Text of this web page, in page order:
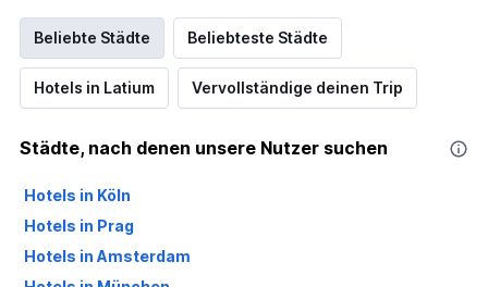
Beliebte Städte Beliebteste Städte
Hotels in Latium Vervollständige deinen Trip
Städte, nach denen unsere Nutzer suchen
Hotels in Köln
Hotels in Prag
Hotels in Amsterdam